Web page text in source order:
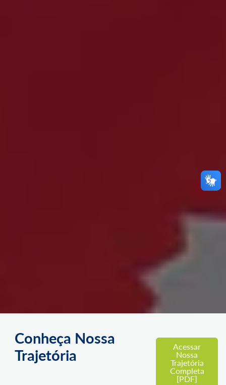
Conheça Nossa
Trajetória
Acessar
Nossa
Trajetória
Completa
[PDF]